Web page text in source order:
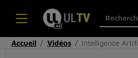
Accueil Vidéos Intelligence